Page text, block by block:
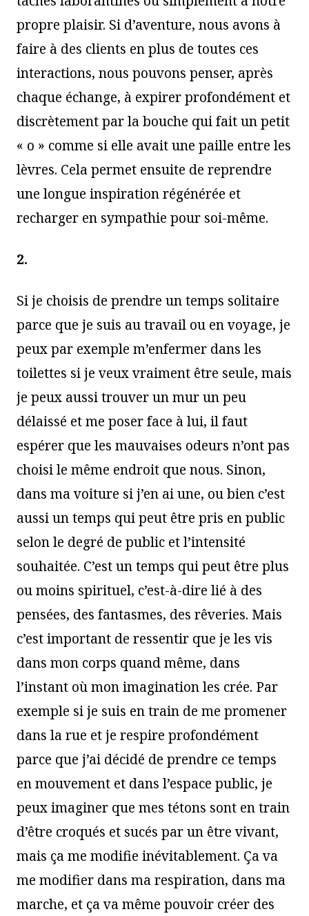
propre plaisir. Si d’aventure, nous avons à
faire à des clients en plus de toutes ces
interactions, nous pouvons penser, après
chaque échange, à expirer profondément et
discrètement par la bouche qui fait un petit
« o » comme si elle avait une paille entre les
lèvres. Cela permet ensuite de reprendre
une longue inspiration régénérée et
recharger en sympathie pour soi-même.
2.
Si je choisis de prendre un temps solitaire
parce que je suis au travail ou en voyage, je
peux par exemple m’enfermer dans les
toilettes si je veux vraiment être seule, mais
je peux aussi trouver un mur un peu
délaissé et me poser face à lui, il faut
espérer que les mauvaises odeurs n’ont pas
choisi le même endroit que nous. Sinon,
dans ma voiture si j’en ai une, ou bien c’est
aussi un temps qui peut être pris en public
selon le degré de public et l’intensité
souhaitée. C’est un temps qui peut être plus
ou moins spirituel, c’est-à-dire lié à des
pensées, des fantasmes, des rêveries. Mais
c’est important de ressentir que je les vis
dans mon corps quand même, dans
l’instant où mon imagination les crée. Par
exemple si je suis en train de me promener
dans la rue et je respire profondément
parce que j’ai décidé de prendre ce temps
en mouvement et dans l’espace public, je
peux imaginer que mes tétons sont en train
d’être croqués et sucés par un être vivant,
mais ça me modifie inévitablement. Ça va
me modifier dans ma respiration, dans ma
marche, et ça va même pouvoir créer des